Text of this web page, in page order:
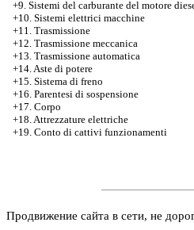
+9. Sistemi del carburante del motore
+10. Sistemi elettrici macchine
+11. Trasmissione
+12. Trasmissione meccanica
+13. Trasmissione automatica
+14. Aste di potere
+15. Sistema di freno
+16. Parentesi di sospensione
+17. Corpo
+18. Attrezzature elettriche
+19. Conto di cattivi funzionamenti
Продвижение сайта в сети, не